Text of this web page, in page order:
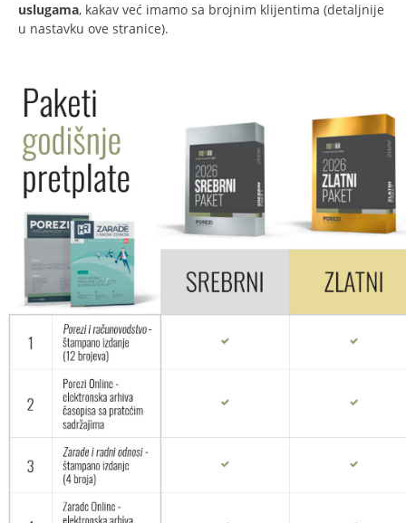
uslugama, kakav već imamo sa brojnim klijentima (detaljnije
u nastavku ove stranice).